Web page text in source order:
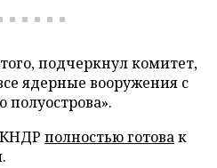
подчеркнул комитет,
ядерные вооружения с
полуострова».
КНДР полностью готовак